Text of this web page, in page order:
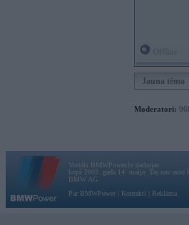
Jauna tēma
Moderatori:
Vortāls BMWPower.lv darbojas
kopš 2002. gada 14. maija. Tas nav auto
BMW AG.
Par BMWPower
Kontakti Reklāma